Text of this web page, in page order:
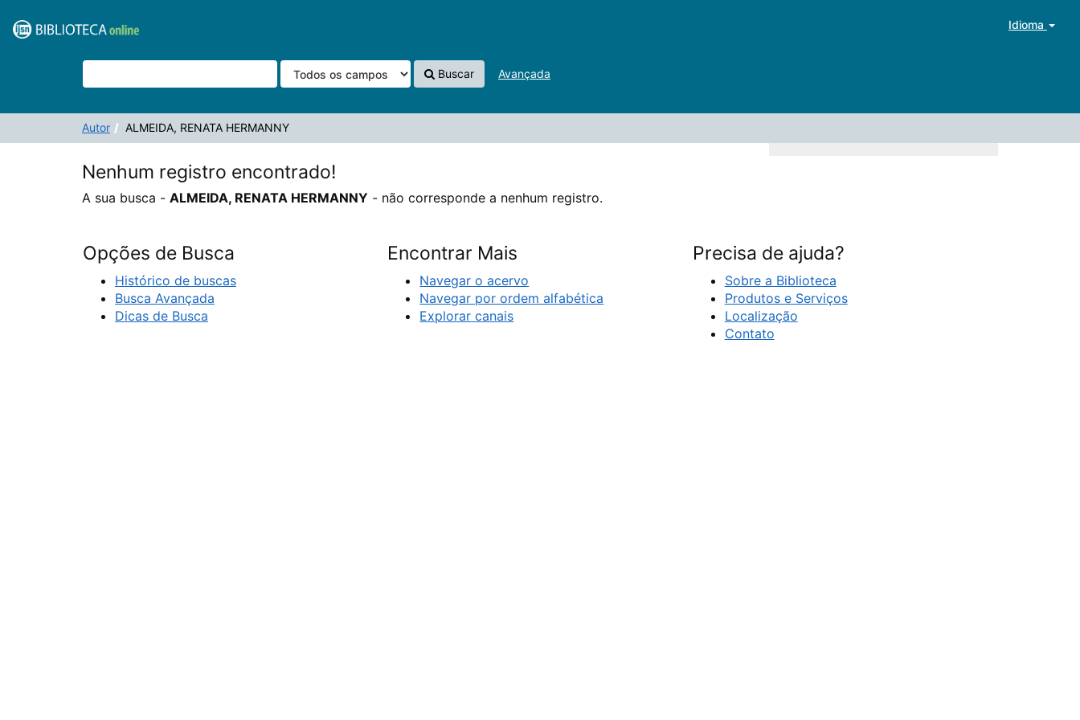
VuFind Idioma
Buscar Avançada
Autor ALMEIDA, RENATA HERMANNY
Nenhum registro encontrado!
A sua busca - ALMEIDA, RENATA HERMANNY - não corresponde a nenhum registro.
Opções de Busca
Histórico de buscas
Busca Avançada
Dicas de Busca
Encontrar Mais
Navegar o acervo
Navegar por ordem alfabética
Explorar canais
Precisa de ajuda?
Sobre a Biblioteca
Produtos e Serviços
Localização
Contato